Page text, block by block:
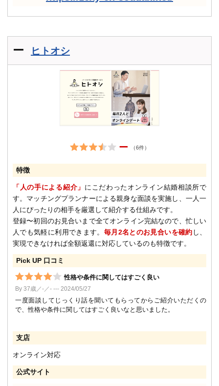
ー ヒトオシ
ー （6件）
特徴
「人の手による紹介」 にこだわったオンライン結婚相談所で
す。マッチングプランナーによる親身な面談を実施し、一人一
人にぴったりの相手を厳選して紹介する仕組みです。
登録〜初回のお見合いまで全てオンライン完結なので、忙しい
人でも気軽に利用できます。 毎月2名とのお見合いを確約 し、
実現できなければ全額返還に対応しているのも特徴です。
Pick UP 口コミ
性格や条件に関してはすごく良い
By 37歳／-／- --- 2024/05/27
一度面談してじっくり話を聞いてもらってからご紹介いただくの
で、性格や条件に関してはすごく良いなと思いました。
支店
オンライン対応
公式サイト